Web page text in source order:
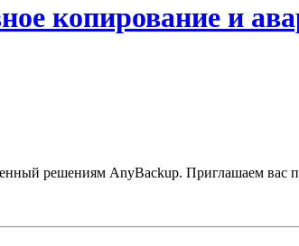
копирование и
решениям AnyBackup. Приглашаем вас